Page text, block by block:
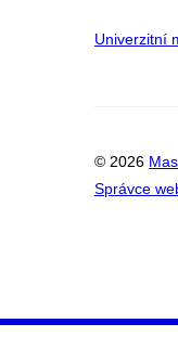
Univerzitní
© 2026
Správce